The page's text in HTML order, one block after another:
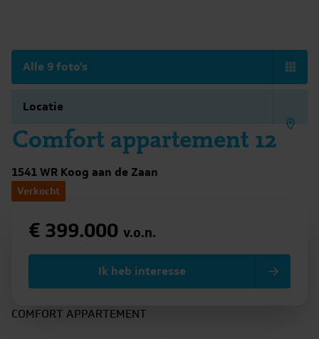
Comfort appartement 12
1541 WR Koog aan de Zaan
Verkocht
Alle 9 foto's
Locatie
€ 399.000 v.o.n.
Ik heb interesse
COMFORT APPARTEMENT